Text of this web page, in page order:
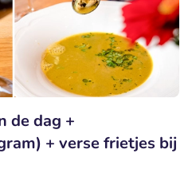
de dag +
+ verse frietjes bij